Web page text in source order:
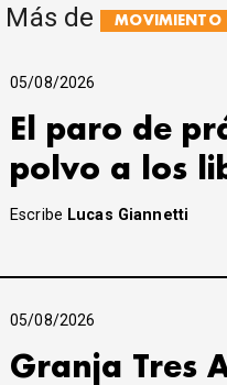
Más de MOVIMIENTO
05/08/2026
El paro de
polvo a los
Escribe Lucas Giannetti
05/08/2026
Granja Tres